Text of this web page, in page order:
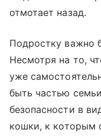
отмотает назад.
Подростку важно
Несмотря на то,
уже
быть частью
безопасности в
кошки, к которым